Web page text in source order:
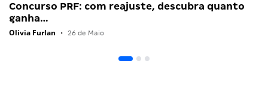
Concurso PRF: com reajuste, descubra quanto
ganha…
Olivia Furlan • 26 de Maio